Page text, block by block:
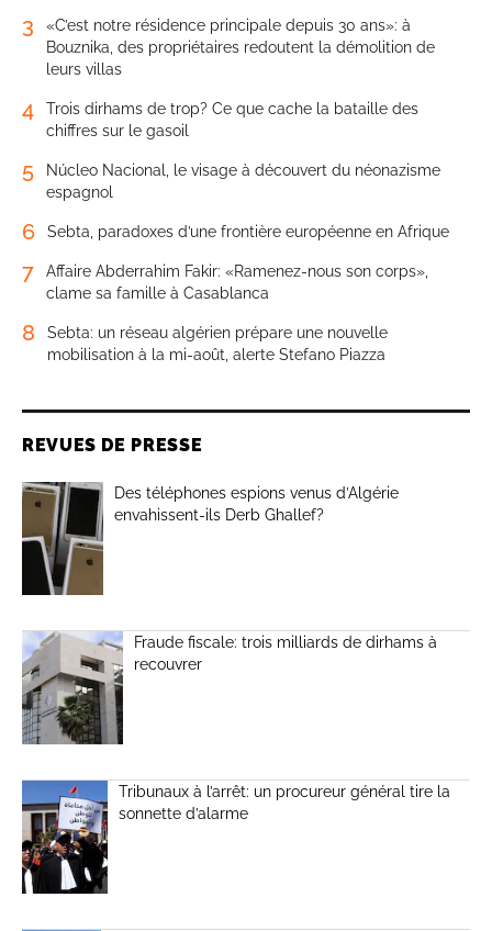
3
«C’est notre résidence principale depuis 30 ans»: à
Bouznika, des propriétaires redoutent la démolition de
leurs villas
4
Trois dirhams de trop? Ce que cache la bataille des
chiffres sur le gasoil
5
Núcleo Nacional, le visage à découvert du néonazisme
espagnol
6 Sebta, paradoxes d’une frontière européenne en Afrique
7
Affaire Abderrahim Fakir: «Ramenez-nous son corps»,
clame sa famille à Casablanca
8
Sebta: un réseau algérien prépare une nouvelle
mobilisation à la mi-août, alerte Stefano Piazza
REVUES DE PRESSE
Des téléphones espions venus d’Algérie
envahissent-ils Derb Ghallef?
Fraude fiscale: trois milliards de dirhams à
recouvrer
Tribunaux à l’arrêt: un procureur général tire la
sonnette d’alarme